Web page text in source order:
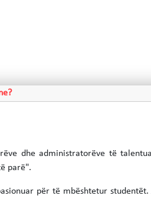
dhe administratorëve të
parë".
për të mbështetur